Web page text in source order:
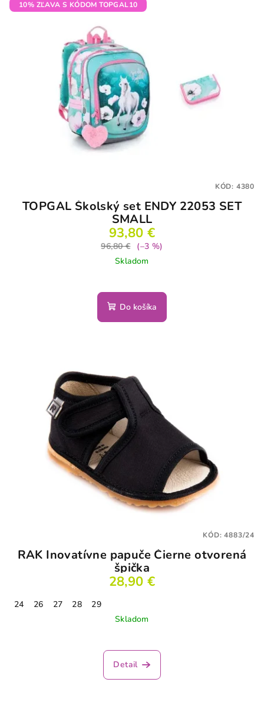
10% ZĽAVA S KÓDOM TOPGAL10
TOPGAL Školský set ENDY 22053 SET
SMALL
93,80 €
96,80 €
(–3 %)
Skladom
Do košíka
KÓD: 4380
RAK Inovatívne papuče Čierne otvorená
špička
28,90 €
24 26 27 28
29
Skladom
Detail
KÓD:4883/24